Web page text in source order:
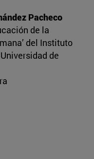
Pacheco
de la
del Instituto
de